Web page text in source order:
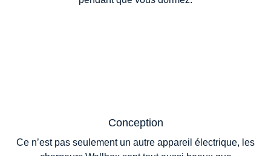
Conception
Ce n’est pas seulement un autre appareil électrique, les